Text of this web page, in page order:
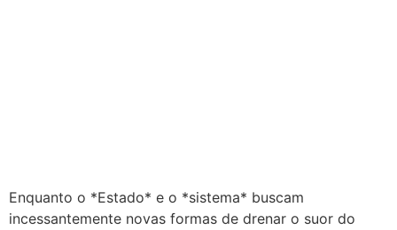
Enquanto o *Estado* e o *sistema* buscam
incessantemente novas formas de drenar o suor do